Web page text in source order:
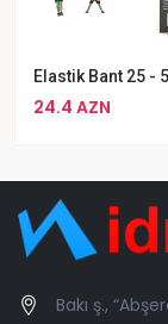
24.4 AZN
Bakı ş.,